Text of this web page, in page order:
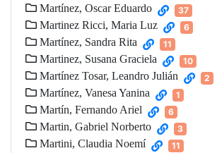
Martínez, Oscar Eduardo 37
Martinez Ricci, Maria Luz 6
Martínez, Sandra Rita 11
Martinez, Susana Graciela 10
Martínez Tosar, Leandro Julián 2
Martínez, Vanesa Yanina 1
Martín, Fernando Ariel 6
Martin, Gabriel Norberto 3
Martini, Claudia Noemí 11